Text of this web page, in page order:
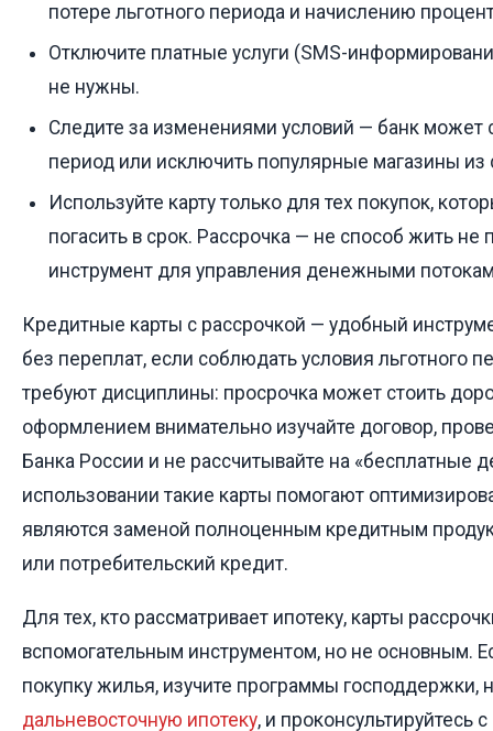
потере льготного периода и начислению
Отключите платные услуги (SMS-
не нужны.
Следите за изменениями условий — банк может
период или исключить популярные магазины из
Используйте карту только для тех покупок,
погасить в срок. Рассрочка — не способ жить не
инструмент для управления денежными
Кредитные карты с рассрочкой — удобный
без переплат, если соблюдать условия льготного
требуют дисциплины: просрочка может стоить
оформлением внимательно изучайте договор,
Банка России и не рассчитывайте на «бесплатные
использовании такие карты помогают
являются заменой полноценным кредитным
или потребительский кредит.
Для тех, кто рассматривает ипотеку, карты
вспомогательным инструментом, но не основным.
покупку жилья, изучите программы господдержки,
дальневосточную ипотеку, и проконсультируйтесь